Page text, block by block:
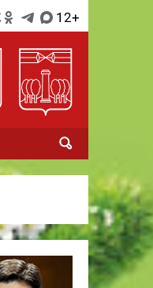
12+